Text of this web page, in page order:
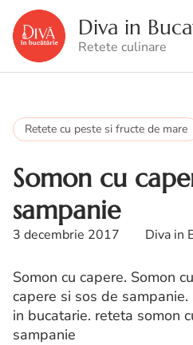
Diva in
Retete culinare
Retete cu peste si fructe de mare
Somon cu
sampanie
3 decembrie 2017 Diva in
Somon cu capere. Somon
capere si sos de
in bucatarie. reteta somon
sampanie